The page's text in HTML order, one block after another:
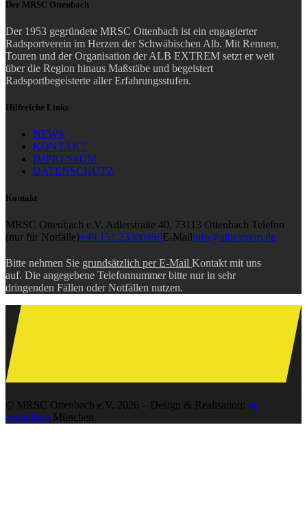
Der MRSC Ottenbach
Der 1953 gegründete MRSC Ottenbach ist ein engagierter
Radsportverein im Herzen der Schwäbischen Alb. Mit Rennen,
Touren und der Organisation der ALB EXTREM setzt er weit
über die Region hinaus Maßstäbe und begeistert
Radsportbegeisterte aller Erfahrungsstufen.
Hilfreiche Links
NEWS
KONTAKT
IMPRESSUM
DATENSCHUTZ
Kontakt
MRSC Ottenbach e.V. Adlerstraße 40, 73113 Ottenbach Telefon
(nur für Notfälle)+49 151 23300496 E-Mail info@albextrem.de
Bitte nehmen Sie grundsätzlich per E-Mail Kontakt mit uns
auf. Die angegebene Telefonnummer bitte nur in sehr
dringenden Fällen oder Notfällen nutzen.
© MRSC Ottenbach e.V. 2026 – Design & Realisation: oe
consulting München